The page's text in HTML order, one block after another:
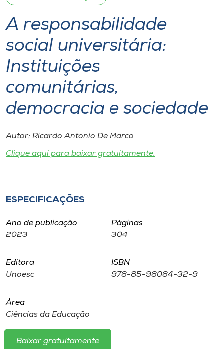
CPA
Biblioteca
Editora
Rádio
Museu
Selecione
o idioma
A responsabilidade
social universitária:
Instituições
comunitárias,
democracia e sociedade
Autor: Ricardo Antonio De Marco
Clique aqui para baixar gratuitamente.
ESPECIFICAÇÕES
Ano de publicação
2023
Páginas
304
Editora
Unoesc
ISBN
978-85-98084-32-9
Área
Ciências da Educação
Baixar gratuitamente